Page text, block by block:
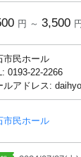
円 ～ 3,500
市民ホール
0193-22-2266
ルアドレス:
市民ホール